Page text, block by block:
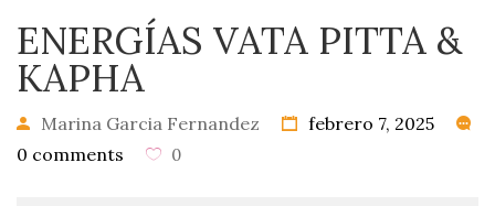
ENERGÍAS VATA PITTA &
KAPHA
Marina Garcia Fernandez
febrero 7, 2025
0 comments
0